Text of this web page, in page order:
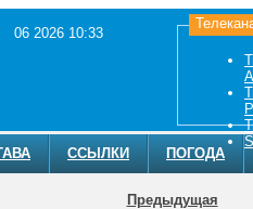
06 2026 10:33
ССЫЛКИ ПОГОДА
Предыдущая